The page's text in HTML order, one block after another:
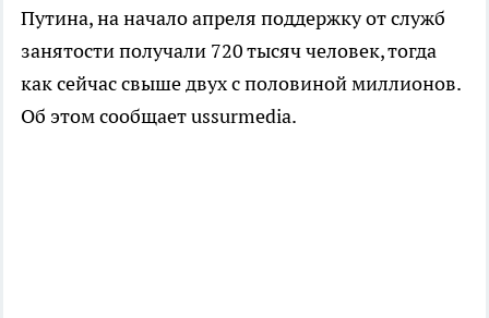
Путина, на начало апреля поддержку от служб
занятости получали 720 тысяч человек, тогда
как сейчас свыше двух с половиной миллионов.
Об этом сообщает ussurmedia.